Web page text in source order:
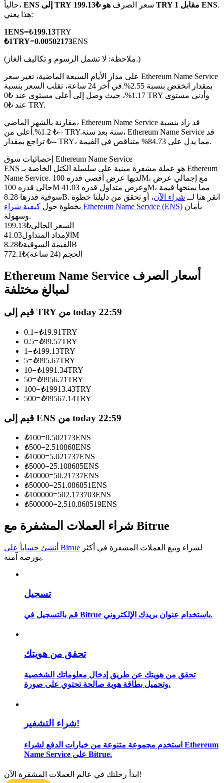
مشتقات الأسهم والعملات الأجنبية والمعادن الثمينة والسلع
العقود الآجلة باستخدام USDC كضمان
نسخ التداول
انضم إلى أفضل المتداولين
كن متداول نسخ
استمتع بتقاسم الأرباح وعمولات نسخ التداول
معلومة
تحليل البيانات الضخمة بما في ذلك المعلومات التجارية، وما
إلى ذلك.
مرشد
دليل المبتدئين للعقود الآجلة
استراتيجيات التداول
حالياً، ENS إلى TRY سعر الصرف هو ₺199.13 TRY مقابل 1 ENS.
هذا يعني:
1ENS=₺199.13TRY
₺1TRY=0.00502173ENS
(ملاحظة: لا تشمل الرسوم و تكاليف الغاز.)
على مدار الأيام السبعة الماضية، تغير سعر Ethereum Name Service
بمقدار انخفض بنسبة 2.55%.
في آخر 24 ساعة، تقلب السعر بنسبة
1.17%، حيث وصل إلى أعلى مستوى عند ₺0 TRY وأدنى مستوى
عند ₺0 TRY.
مقارنة بالشهر الماضي، Ethereum Name Service قد زاد بنسبة
1.2%.أعلى من ₺-- TRY.سنة بعد سنة، Ethereum Name Service قد
تراجع بمقدار ₺-- TRY، مما يدل على 84.73% متناقص في القيمة.
إحصائيات سوق Ethereum Name Service
ENS هو عملة مشفرة مبنية على سلسلة الكتل الخاصة بـ Ethereum
Name Service. لديها عرض أقصى قدره 100M، مع إجمالي عرض
حالي قدره 100M وعرض متداول قدره 41.03M، مما يمنحها قيمة
سوقية قدرها 8.28B. انقر هنا لــ شراء الآن، أو تحقق من دليلنا خطوة
بخطوة حول كيفية شراء Ethereum Name Service (ENS)
وسهولة.
السعر الحالي₺
199.13
الإمداد المتداول 41.03M
القيمة السوقية₺
8.28B
الحجم (24 ساعة)
₺
772.1
Ethereum Name Service أسعار الصرف
لمبالغ مختلفة
قيم إلى TRY من today 22:59
0.1=₺19.91TRY
0.5=₺99.57TRY
1=₺199.13TRY
5=₺995.67TRY
10=₺1991.34TRY
50=₺9956.71TRY
100=₺19913.43TRY
500=₺99567.14TRY
قيم إلى ENS من today 22:59
₺100=0.502173ENS
₺500=2.510868ENS
₺1000=5.021737ENS
₺5000=25.108685ENS
₺10000=50.21737ENS
₺50000=251.086851ENS
₺100000=502.173703ENS
₺500000=2,510.868519ENS
شراء العملات المشفرة مع Bitrue
أنشئ حساباً على Bitrue
بورصة آمنة.
تسجيل
قم بالتسجيل في Bitrue باستخدام عنوان بريدك الإلكتروني.
تحقق من هويتك
تحقق من هويتك عن طريق إدخال معلوماتك الشخصية
وتحميل بطاقة هوية صالحة تحتوي على صورة.
شراء التشفير!
استخدم مجموعة متنوعة من خيارات الدفع لشراء Ethereum
Name Service على Bitrue.
ابدأ رحلتك في عالم العملات المشفرة الآن!